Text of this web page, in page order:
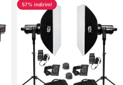
57% indirim!